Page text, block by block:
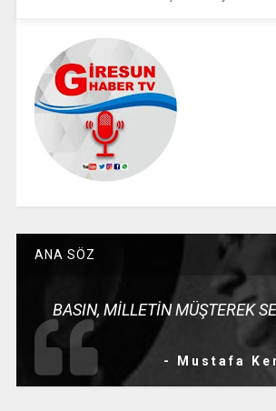
ANA SÖZ
BASIN, MİLLETİN MÜŞTEREK
- Mustafa